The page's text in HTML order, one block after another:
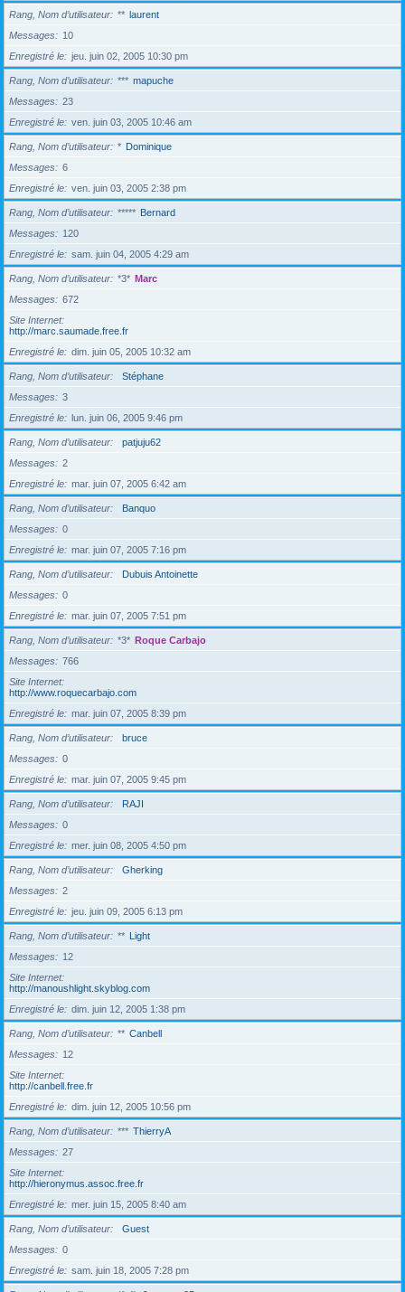
Rang, Nom d’utilisateur ** laurent
Messages
10
Enregistré le
jeu. juin 02, 2005 10:30 pm
Rang, Nom d’utilisateur *** mapuche
Messages
23
Enregistré le
ven. juin 03, 2005 10:46 am
Rang, Nom d’utilisateur * Dominique
Messages
6
Enregistré le
ven. juin 03, 2005 2:38 pm
Rang, Nom d’utilisateur ***** Bernard
Messages
120
Enregistré le
sam. juin 04, 2005 4:29 am
Rang, Nom d’utilisateur *3* Marc
Messages
672
Site Internet
http://marc.saumade.free.fr
Enregistré le
dim. juin 05, 2005 10:32 am
Rang, Nom d’utilisateur
Stéphane
Messages
3
Enregistré le
lun. juin 06, 2005 9:46 pm
Rang, Nom d’utilisateur
patjuju62
Messages
2
Enregistré le
mar. juin 07, 2005 6:42 am
Rang, Nom d’utilisateur
Banquo
Messages
0
Enregistré le
mar. juin 07, 2005 7:16 pm
Rang, Nom d’utilisateur
Dubuis Antoinette
Messages
0
Enregistré le
mar. juin 07, 2005 7:51 pm
Rang, Nom d’utilisateur *3* Roque Carbajo
Messages
766
Site Internet
http://www.roquecarbajo.com
Enregistré le
mar. juin 07, 2005 8:39 pm
Rang, Nom d’utilisateur
bruce
Messages
0
Enregistré le
mar. juin 07, 2005 9:45 pm
Rang, Nom d’utilisateur
RAJI
Messages
0
Enregistré le
mer. juin 08, 2005 4:50 pm
Rang, Nom d’utilisateur
Gherking
Messages
2
Enregistré le
jeu. juin 09, 2005 6:13 pm
Rang, Nom d’utilisateur ** Light
Messages
12
Site Internet
http://manoushlight.skyblog.com
Enregistré le
dim. juin 12, 2005 1:38 pm
Rang, Nom d’utilisateur ** Canbell
Messages
12
Site Internet
http://canbell.free.fr
Enregistré le
dim. juin 12, 2005 10:56 pm
Rang, Nom d’utilisateur *** ThierryA
Messages
27
Site Internet
http://hieronymus.assoc.free.fr
Enregistré le
mer. juin 15, 2005 8:40 am
Rang, Nom d’utilisateur
Guest
Messages
0
Enregistré le
sam. juin 18, 2005 7:28 pm